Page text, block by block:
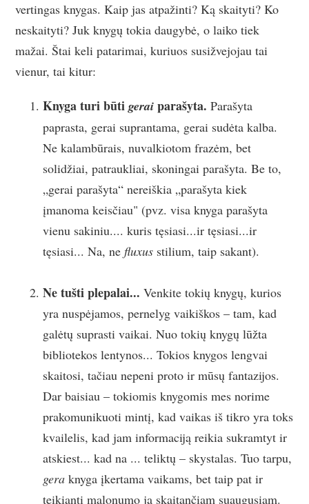
vertingas knygas. Kaip jas atpažinti? Ką skaityti? Ko
neskaityti? Juk knygų tokia daugybė, o laiko tiek
mažai. Štai keli patarimai, kuriuos susižvejojau tai
vienur, tai kitur:
Knyga turi būtigerai parašyta. Parašyta
paprasta, gerai suprantama, gerai sudėta kalba.
Ne kalambūrais, nuvalkiotom frazėm, bet
solidžiai, patraukliai, skoningai parašyta. Be to,
„gerai parašyta“ nereiškia „parašyta kiek
įmanoma keisčiau" (pvz. visa knyga parašyta
vienu sakiniu.... kuris tęsiasi...ir tęsiasi...ir
tęsiasi... Na, nefluxus stilium, taip sakant).
Ne tušti plepalai... Venkite tokių knygų, kurios
yra nuspėjamos, pernelyg vaikiškos – tam, kad
galėtų suprasti vaikai. Nuo tokių knygų lūžta
bibliotekos lentynos... Tokios knygos lengvai
skaitosi, tačiau nepeni proto ir mūsų fantazijos.
Dar baisiau – tokiomis knygomis mes norime
prakomunikuoti mintį, kad vaikas iš tikro yra toks
kvailelis, kad jam informaciją reikia sukramtyt ir
atskiest... kad na ... teliktų – skystalas. Tuo tarpu,
geraknyga įkertama vaikams, bet taip pat ir
teikianti malonumo ją skaitančiam suaugusiam.